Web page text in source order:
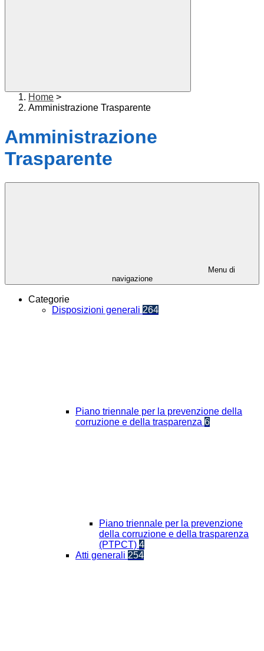
Home >
Amministrazione Trasparente
Amministrazione
Trasparente
Menu di
navigazione
Categorie
Disposizioni generali 264
Piano triennale per la prevenzione della
corruzione e della trasparenza 6
Piano triennale per la prevenzione
della corruzione e della trasparenza
(PTPCT) 4
Atti generali 254